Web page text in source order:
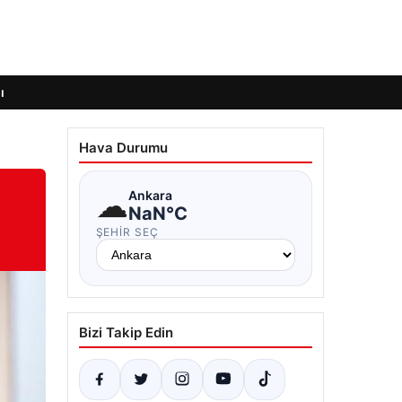
Hava Durumu
☁Ankara
NaN°C
ŞEHIR SEÇ
Bizi Takip Edin